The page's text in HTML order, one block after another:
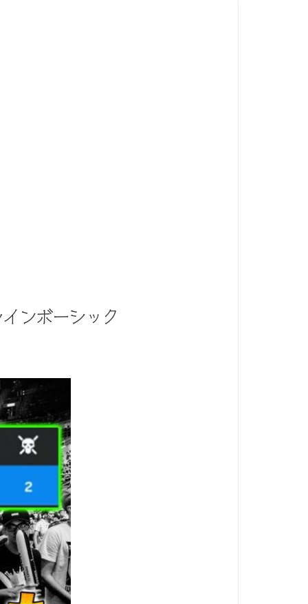
ンボーシック